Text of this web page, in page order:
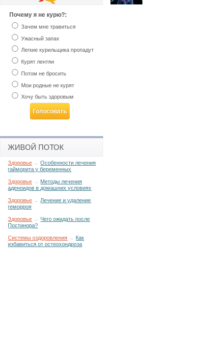
Почему я не курю?:
Зачем мне травиться
Ужасный запах
Легкие курильщика пропадут
Курят лентяи
Потом не бросить
Мои родные не курят
Хочу быть здоровым
ЖИВОЙ ПОТОК
Здоровье →Особенности лечения
гайморита у беременных
Здоровье → Методы лечения
аденоидов в домашних условиях
Здоровье → Лечение и удаление
геморроя
Здоровье →Чего ожидать после
Постинора?
Системы оздоровления → Как
избавиться от остеохондроза